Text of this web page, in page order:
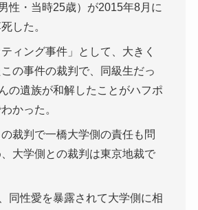
性・当時25歳）が2015年8月に
した。
ティング事件」として、大きく
の事件の裁判で、同級生だっ
の遺族が和解したことがハフポ
かった。
裁判で一橋大学側の責任も問
大学側との裁判は東京地裁で
同性愛を暴露されて大学側に相